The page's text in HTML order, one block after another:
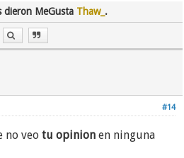
dieron MeGusta Thaw_ .
#14
no veotu opinionen ninguna